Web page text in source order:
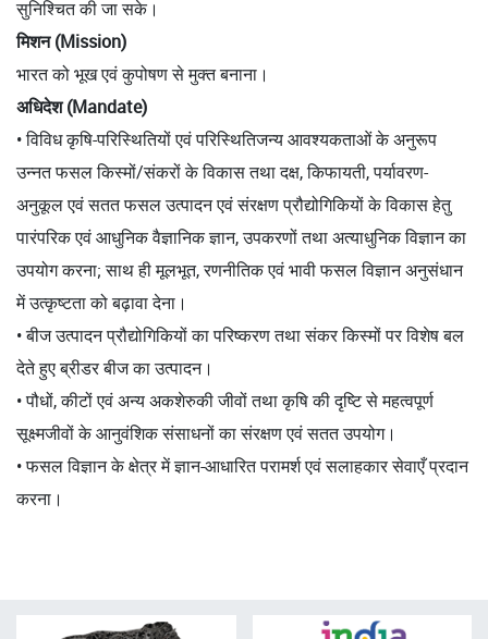
सुनिश्चित की जा सके।
मिशन (Mission)
भारत को भूख एवं कुपोषण से मुक्त बनाना।
अधिदेश (Mandate)
• विविध कृषि-परिस्थितियों एवं परिस्थितिजन्य आवश्यकताओं के अनुरूप
उन्नत फसल किस्मों/संकरों के विकास तथा दक्ष, किफायती, पर्यावरण-
अनुकूल एवं सतत फसल उत्पादन एवं संरक्षण प्रौद्योगिकियों के विकास हेतु
पारंपरिक एवं आधुनिक वैज्ञानिक ज्ञान, उपकरणों तथा अत्याधुनिक विज्ञान का
उपयोग करना; साथ ही मूलभूत, रणनीतिक एवं भावी फसल विज्ञान अनुसंधान
में उत्कृष्टता को बढ़ावा देना।
• बीज उत्पादन प्रौद्योगिकियों का परिष्करण तथा संकर किस्मों पर विशेष बल
देते हुए ब्रीडर बीज का उत्पादन।
• पौधों, कीटों एवं अन्य अकशेरुकी जीवों तथा कृषि की दृष्टि से महत्वपूर्ण
सूक्ष्मजीवों के आनुवंशिक संसाधनों का संरक्षण एवं सतत उपयोग।
• फसल विज्ञान के क्षेत्र में ज्ञान-आधारित परामर्श एवं सलाहकार सेवाएँ प्रदान
करना।